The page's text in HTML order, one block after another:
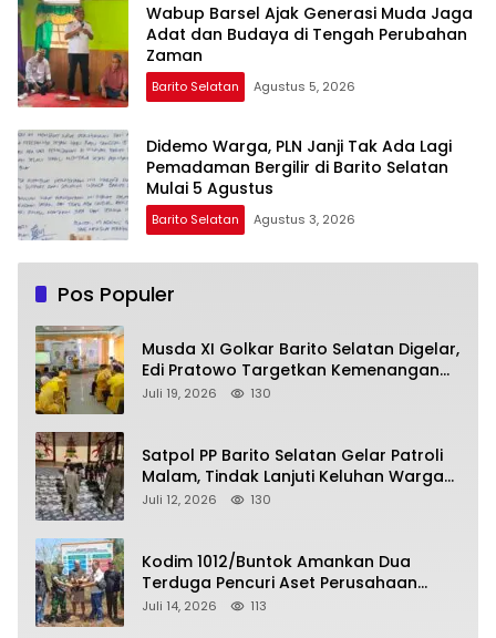
Wabup Barsel Ajak Generasi Muda Jaga
Adat dan Budaya di Tengah Perubahan
Zaman
Barito Selatan Agustus 5, 2026
Didemo Warga, PLN Janji Tak Ada Lagi
Pemadaman Bergilir di Barito Selatan
Mulai 5 Agustus
Barito Selatan Agustus 3, 2026
Pos Populer
Musda XI Golkar Barito Selatan Digelar,
Edi Pratowo Targetkan Kemenangan
Partai pada Pemilu Mendatang
Juli 19, 2026 130
Satpol PP Barito Selatan Gelar Patroli
Malam, Tindak Lanjuti Keluhan Warga
soal Balap Liar dan Remaja Nongkrong
Juli 12, 2026 130
Kodim 1012/Buntok Amankan Dua
Terduga Pencuri Aset Perusahaan
Sitaan Satgas PKH, Satu Paket Diduga
Juli 14, 2026 113